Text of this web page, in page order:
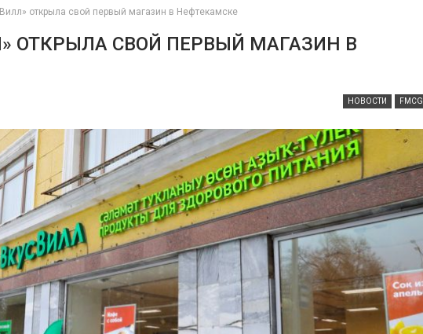
открыла свой первый магазин в Нефтекамске
ОТКРЫЛА СВОЙ ПЕРВЫЙ МАГАЗИН В
НОВОСТИ FMCG